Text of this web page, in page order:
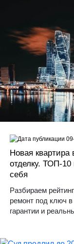
Новая квартира
отделку. ТОП-
себя
Разбираем
ремонт под ключ
гарантии и